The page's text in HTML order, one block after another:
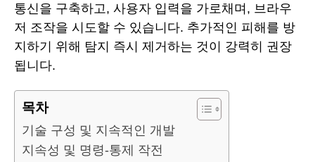
통신을 구축하고, 사용자 입력을 가로채며, 브라우
저 조작을 시도할 수 있습니다. 추가적인 피해를 방
지하기 위해 탐지 즉시 제거하는 것이 강력히 권장
됩니다.
목차
기술 구성 및 지속적인 개발
지속성 및 명령-통제 작전